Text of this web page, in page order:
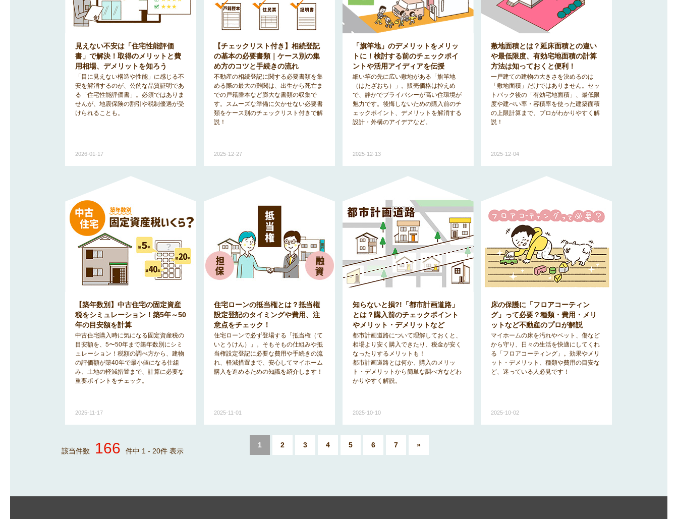
見えない不安は「住宅性能評価
書」で解決！取得のメリットと費
用相場、デメリットを知ろう
「目に見えない構造や性能」に感じる不
安を解消するのが、公的な品質証明であ
る「住宅性能評価書」。必須ではありま
せんが、地震保険の割引や税制優遇が受
けられることも。
2026-01-17
【チェックリスト付き】相続登記
の基本の必要書類｜ケース別の集
め方のコツと手続きの流れ
不動産の相続登記に関する必要書類を集
める際の最大の難関は、出生から死亡ま
での戸籍謄本など膨大な書類の収集で
す。スムーズな準備に欠かせない必要書
類をケース別のチェックリスト付きで解
説！
2025-12-27
「旗竿地」のデメリットをメリッ
トに！検討する前のチェックポイ
ントや活用アイディアを伝授
細い竿の先に広い敷地がある「旗竿地
（はたざおち）」。販売価格は控えめ
で、静かでプライバシーが高い住環境が
魅力です。後悔しないための購入前のチ
ェックポイント、デメリットを解消する
設計・外構のアイデアなど。
2025-12-13
敷地面積とは？延床面積との違い
や最低限度、有効宅地面積の計算
方法は知っておくと便利！
一戸建ての建物の大きさを決めるのは
「敷地面積」だけではありません。セッ
トバック後の「有効宅地面積」、最低限
度や建ぺい率・容積率を使った建築面積
の上限計算まで、プロがわかりやすく解
説！
2025-12-04
【築年数別】中古住宅の固定資産
税をシミュレーション！築5年～50
年の目安額を計算
中古住宅購入時に気になる固定資産税の
目安額を、5〜50年まで築年数別にシミ
ュレーション！税額の調べ方から、建物
の評価額が築40年で最小値になる仕組
み、土地の軽減措置まで、計算に必要な
重要ポイントをチェック。
2025-11-17
住宅ローンの抵当権とは？抵当権
設定登記のタイミングや費用、注
意点をチェック！
住宅ローンで必ず登場する「抵当権（て
いとうけん）」。そもそもの仕組みや抵
当権設定登記に必要な費用や手続きの流
れ、軽減措置まで、安心してマイホーム
購入を進めるための知識を紹介します！
2025-11-01
知らないと損?!「都市計画道路」
とは？購入前のチェックポイント
やメリット・デメリットなど
都市計画道路について理解しておくと、
相場より安く購入できたり、税金が安く
なったりするメリットも！
都市計画道路とは何か、購入のメリッ
ト・デメリットから簡単な調べ方などわ
かりやすく解説。
2025-10-10
床の保護に「フロアコーティン
グ」って必要？種類・費用・メリ
ットなど不動産のプロが解説
マイホームの床を汚れやペット、傷など
から守り、日々の生活を快適にしてくれ
る「フロアコーティング」。効果やメリ
ット・デメリット、種類や費用の目安な
ど、迷っている人必見です！
2025-10-02
該当件数 166 件中 1 - 20件 表示
1 2 3 4 5 6 7 »